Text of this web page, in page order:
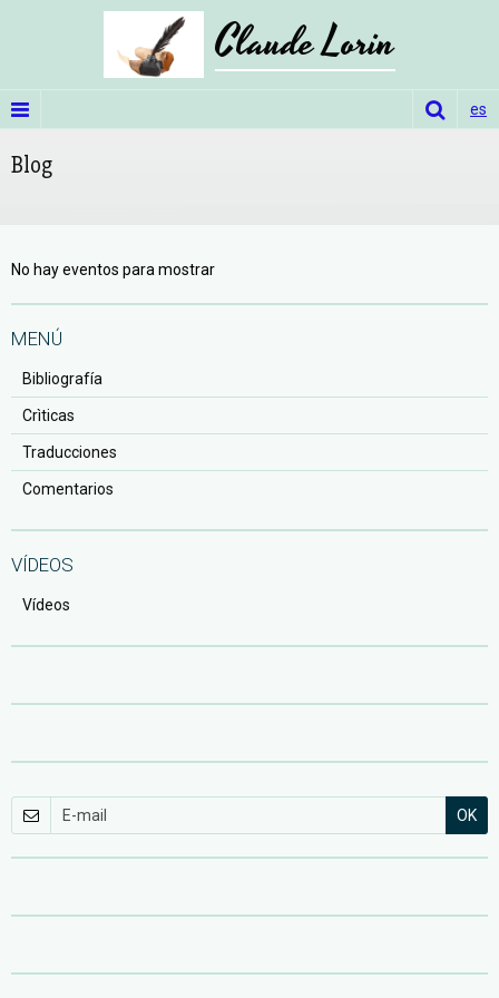
Claude Lorin
es
Blog
No hay eventos para mostrar
MENÚ
Bibliografía
Crìticas
Traducciones
Comentarios
VÍDEOS
Vídeos
OK